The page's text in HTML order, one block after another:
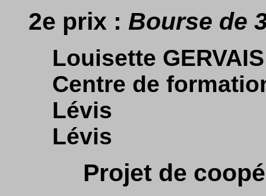
2e prix : Bourse de
Louisette GERVAIS
Centre de
Lévis
Lévis
Projet de